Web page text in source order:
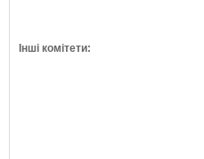
Інші комітети: